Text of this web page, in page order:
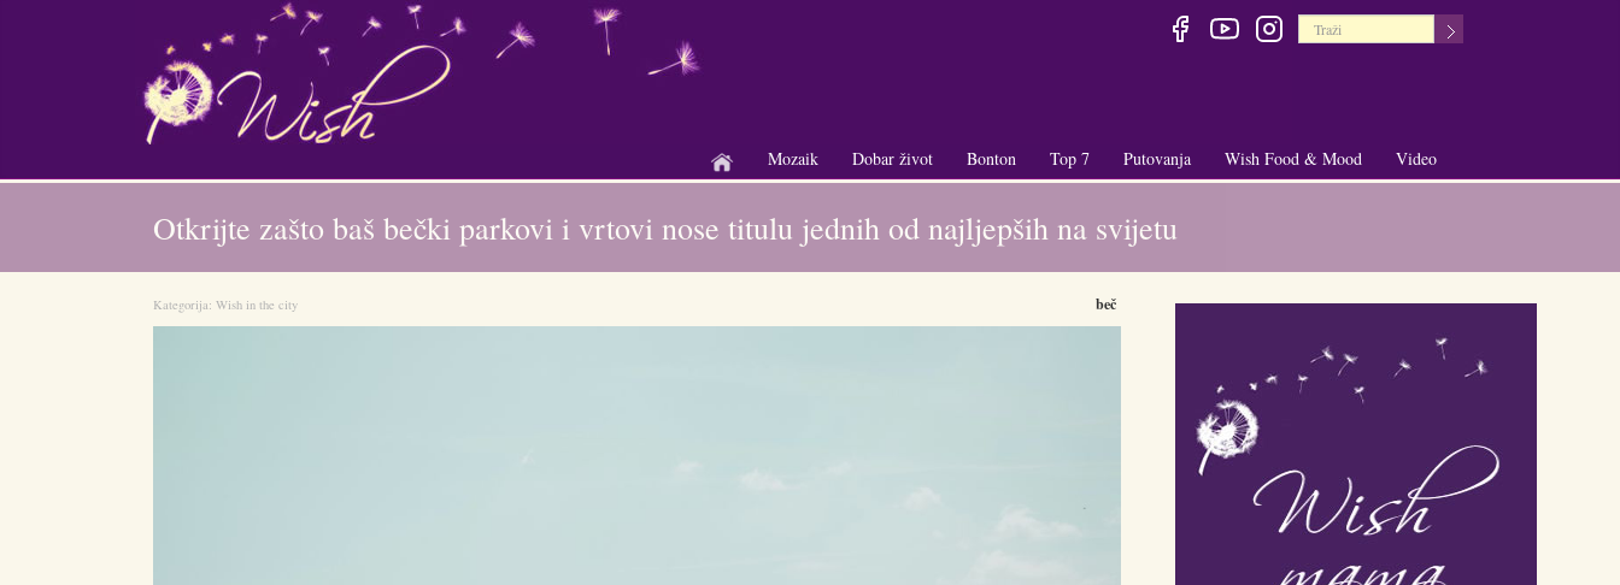
+
Mozaik
+
Dobar život
+
Bonton
Top 7
+
Putovanja
+
Wish Food & Mood Video
Otkrijte zašto baš bečki parkovi i vrtovi nose titulu jednih od najljepših na svijetu
Kategorija: Wish in the city beč